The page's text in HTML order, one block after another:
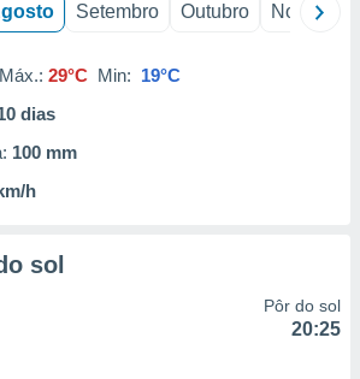
Setembro Outubro Novembro
Máx.: 29°C Min: 19°C
dias
100 mm
h
sol
Pôr do sol
20:25